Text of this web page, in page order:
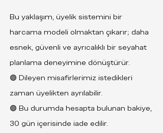
Bu yaklaşım, üyelik sistemini bir
harcama modeli olmaktan çıkarır; daha
esnek, güvenli ve ayrıcalıklı bir seyahat
planlama deneyimine dönüştürür.
🟣 Dileyen misafirlerimiz istedikleri
zaman üyelikten ayrılabilir.
🟣 Bu durumda hesapta bulunan bakiye,
30 gün içerisinde iade edilir.